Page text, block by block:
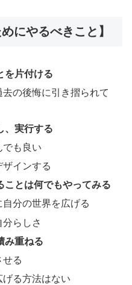
にやるべきこと】
を片付ける
の後悔に引き摺られて
、実行する
でも良い
インする
ことは何でもやってみる
分の世界を広げる
らしさ
み重ねる
せる
る方法はない